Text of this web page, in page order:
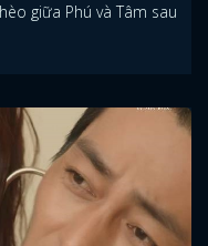
giữa Phú và Tâm sau